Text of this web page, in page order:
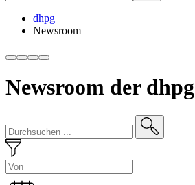
dhpg
Newsroom
Newsroom der dhpg